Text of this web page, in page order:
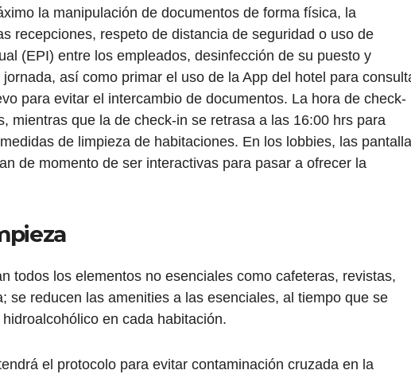
la manipulación de documentos de forma física, la
recepciones, respeto de distancia de seguridad o uso de
(EPI) entre los empleados, desinfección de su puesto y
así como primar el uso de la App del hotel para
para evitar el intercambio de documentos. La hora de check-
mientras que la de check-in se retrasa a las 16:00 hrs para
de limpieza de habitaciones. En los lobbies, las
de momento de ser interactivas para pasar a ofrecer la
todos los elementos no esenciales como cafeteras, revistas,
se reducen las amenities a las esenciales, al tiempo que se
en cada habitación.
el protocolo para evitar contaminación cruzada en la